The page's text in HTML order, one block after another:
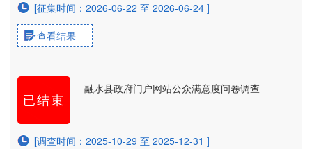
[征集时间：2026-06-22 至 2026-06-24 ]
查看结果
已结束
融水县政府门户网站公众满意度问卷调查
[调查时间：2025-10-29 至 2025-12-31 ]